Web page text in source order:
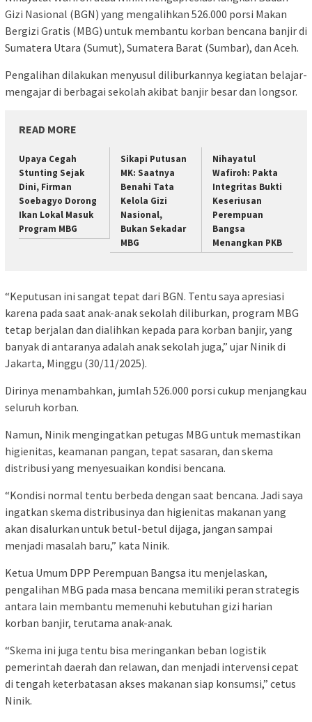
Gizi Nasional (BGN) yang mengalihkan 526.000 porsi Makan
Bergizi Gratis (MBG) untuk membantu korban bencana banjir di
Sumatera Utara (Sumut), Sumatera Barat (Sumbar), dan Aceh.
Pengalihan dilakukan menyusul diliburkannya kegiatan belajar-
mengajar di berbagai sekolah akibat banjir besar dan longsor.
READ MORE
Upaya Cegah
Stunting Sejak
Dini, Firman
Soebagyo Dorong
Ikan Lokal Masuk
Program MBG
Sikapi Putusan
MK: Saatnya
Benahi Tata
Kelola Gizi
Nasional,
Bukan Sekadar
MBG
Nihayatul
Wafiroh: Pakta
Integritas Bukti
Keseriusan
Perempuan
Bangsa
Menangkan PKB
“Keputusan ini sangat tepat dari BGN. Tentu saya apresiasi
karena pada saat anak-anak sekolah diliburkan, program MBG
tetap berjalan dan dialihkan kepada para korban banjir, yang
banyak di antaranya adalah anak sekolah juga,” ujar Ninik di
Jakarta, Minggu (30/11/2025).
Dirinya menambahkan, jumlah 526.000 porsi cukup menjangkau
seluruh korban.
Namun, Ninik mengingatkan petugas MBG untuk memastikan
higienitas, keamanan pangan, tepat sasaran, dan skema
distribusi yang menyesuaikan kondisi bencana.
“Kondisi normal tentu berbeda dengan saat bencana. Jadi saya
ingatkan skema distribusinya dan higienitas makanan yang
akan disalurkan untuk betul-betul dijaga, jangan sampai
menjadi masalah baru,” kata Ninik.
Ketua Umum DPP Perempuan Bangsa itu menjelaskan,
pengalihan MBG pada masa bencana memiliki peran strategis
antara lain membantu memenuhi kebutuhan gizi harian
korban banjir, terutama anak-anak.
“Skema ini juga tentu bisa meringankan beban logistik
pemerintah daerah dan relawan, dan menjadi intervensi cepat
di tengah keterbatasan akses makanan siap konsumsi,” cetus
Ninik.